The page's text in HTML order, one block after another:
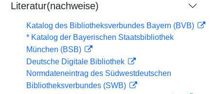
Literatur(nachweise)
Katalog des Bibliotheksverbundes Bayern (BVB)
* Katalog der Bayerischen Staatsbibliothek
München (BSB)
Deutsche Digitale Bibliothek
Normdateneintrag des Südwestdeutschen
Bibliotheksverbundes (SWB)